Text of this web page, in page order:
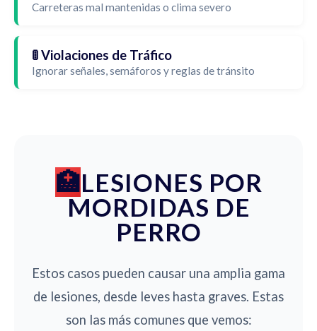
Carreteras mal mantenidas o clima severo
🚦 Violaciones de Tráfico
Ignorar señales, semáforos y reglas de tránsito
LESIONES POR
MORDIDAS DE
PERRO
Estos casos pueden causar una amplia gama
de lesiones, desde leves hasta graves. Estas
son las más comunes que vemos: